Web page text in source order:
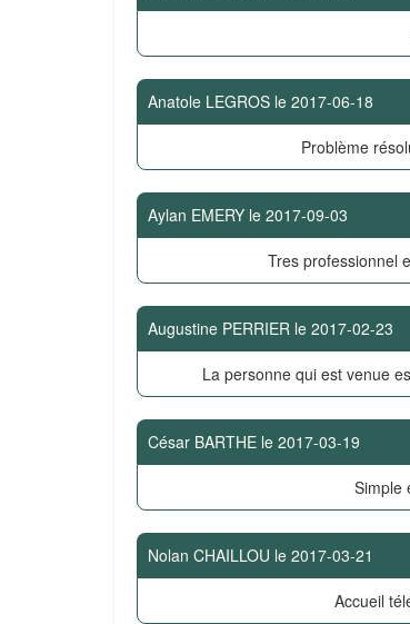
Anatole LEGROS le 2017-06-18
Problème
Aylan EMERY le 2017-09-03
Tres professionnel
Augustine PERRIER le 2017-02-23
La personne qui est venue
César BARTHE le 2017-03-19
Simple
Nolan CHAILLOU le 2017-03-21
Accueil